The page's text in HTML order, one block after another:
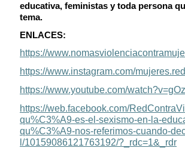
educativa, feministas y toda persona
tema.
ENLACES:
https://
https://www.instagram.com/
https://www.youtube.com/
https://web.facebook.com/
qu%C3%A9-es-el-sexismo-en-la-
qu%C3%A9-nos-referimos-cuando-
l/10159086121763192/?_rdc=1&_rdr